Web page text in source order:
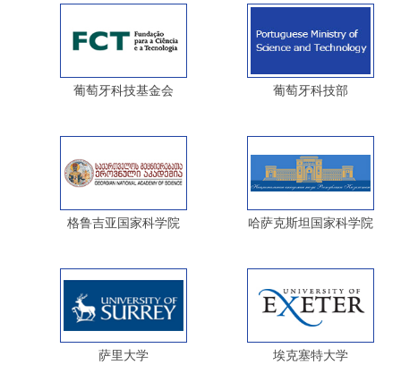
葡萄牙科技基金会 葡萄牙科技部
格鲁吉亚国家科学院 哈萨克斯坦国家科学院
萨里大学 埃克塞特大学